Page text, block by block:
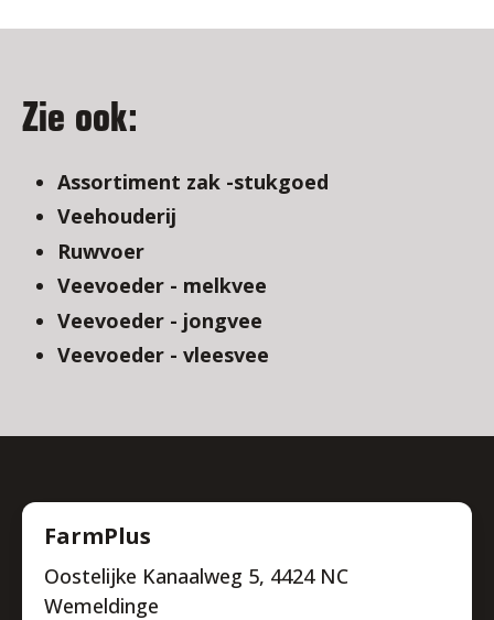
Zie ook:
Assortiment zak -stukgoed
Veehouderij
Ruwvoer
Veevoeder - melkvee
Veevoeder - jongvee
Veevoeder - vleesvee
FarmPlus
Oostelijke Kanaalweg 5, 4424 NC
Wemeldinge